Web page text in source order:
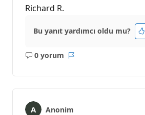
Richard R.
Bu yanıt yardımcı oldu mu?
0 yorum
Açıklama
Anonim